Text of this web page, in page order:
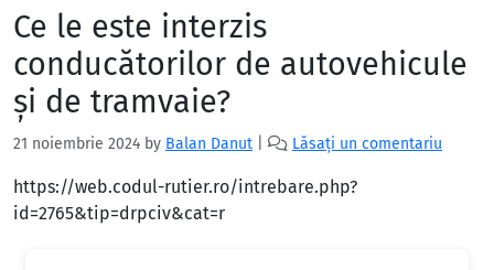
Ce le este interzis
conducătorilor de autovehicule
şi de tramvaie?
21 noiembrie 2024 by Balan Danut Lăsați un comentariu
https://web.codul-rutier.ro/intrebare.php?
id=2765&tip=drpciv&cat=r